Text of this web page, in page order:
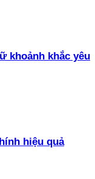
khoảnh khắc yêu
hiệu quả